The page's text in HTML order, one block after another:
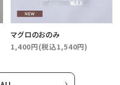
マグロのおのみ
1,400円(税込1,540円)